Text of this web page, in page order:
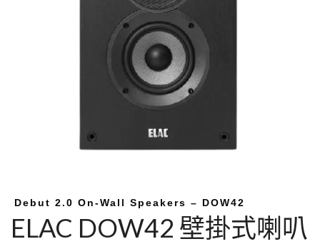
Debut 2.0 On-Wall Speakers – DOW42
ELAC DOW42 壁掛式喇叭